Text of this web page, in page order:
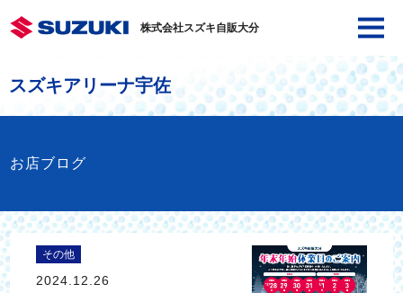
株式会社スズキ自販大分
スズキアリーナ宇佐
お店ブログ
その他
2024.12.26